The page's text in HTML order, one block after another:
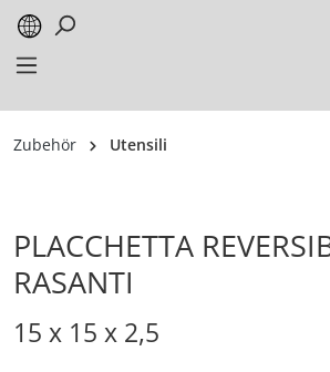
springen
Zubehör Utensili
PLACCHETTA
RASANTI
15 x 15 x 2,5